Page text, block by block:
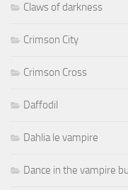
Claws of darkness
Crimson City
Crimson Cross
Daffodil
Dahlia le vampire
Dance in the vampire